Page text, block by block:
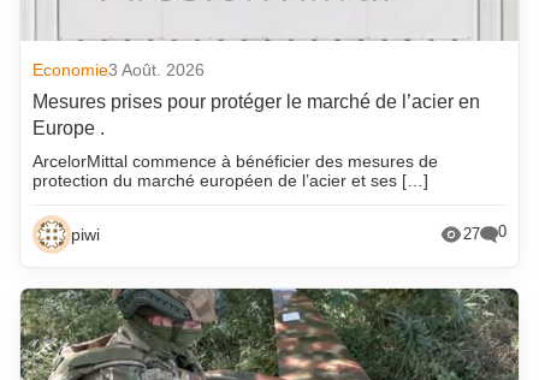
Economie3 Août. 2026
Mesures prises pour protéger le marché de l’acier en
Europe .
ArcelorMittal commence à bénéficier des mesures de
protection du marché européen de l’acier et ses […]
piwi 27 0